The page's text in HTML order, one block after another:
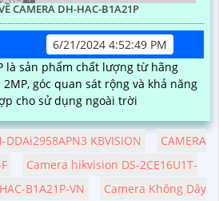
CAMERA DH-HAC-B1A21P
6/21/2024 4:52:49 PM
là sản phẩm chất lượng từ hãng
cho sử dụng ngoài trời
DDAi2958APN3 KBVISION
CAMERA
Camera hikvision DS-2CE16U1T-
B1A21P-VN
Camera Không Dây